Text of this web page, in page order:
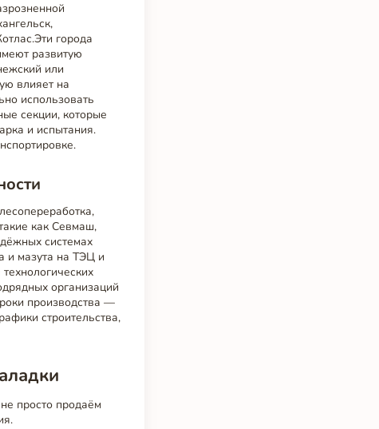
города
развитую
или
влияет на
использовать
секции, которые
и испытания.
как Севмаш,
системах
и мазута на ТЭЦ и
организаций
производства —
строительства,
просто продаём